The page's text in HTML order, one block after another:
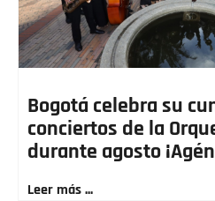
Bogotá celebra su
conciertos de la
durante agosto
Leer más ...